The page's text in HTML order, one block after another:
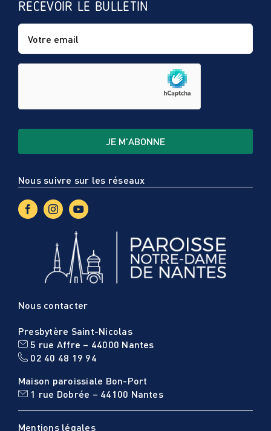
RECEVOIR LE BULLETIN
Nous suivre sur les réseaux
Nous contacter
Presbytère Saint-Nicolas
5 rue Affre – 44000 Nantes
02 40 48 19 94
Maison paroissiale Bon-Port
1 rue Dobrée – 44100 Nantes
Mentions légales